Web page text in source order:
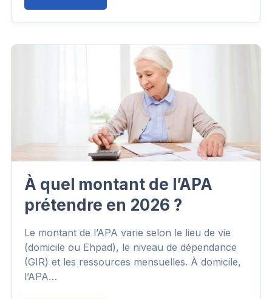
À quel montant de l’APA
prétendre en 2026 ?
Le montant de l’APA varie selon le lieu de vie
(domicile ou Ehpad), le niveau de dépendance
(GIR) et les ressources mensuelles. À domicile,
l’APA…